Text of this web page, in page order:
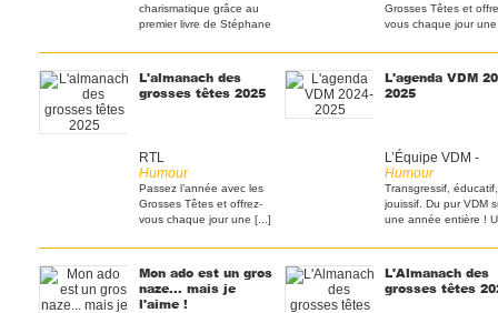
charismatique grâce au
premier livre de Stéphane
Grosses Têtes et
vous chaque jour
L'almanach des
grosses têtes 2025
RTL
Humour
Passez l’année avec les
Grosses Têtes et offrez-
vous chaque jour une [...]
L'agenda VDM
2025
L’Équipe VDM -
Humour
Transgressif, éducatif,
jouissif. Du pur VDM
une année entière !
Mon ado est un gros
naze... mais je
l'aime !
L'Almanach des
grosses têtes